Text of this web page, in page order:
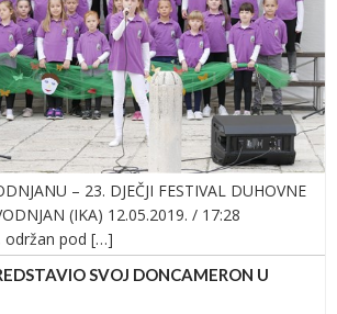
– 23. DJEČJI FESTIVAL DUHOVNE
(IKA) 12.05.2019. / 17:28
održan pod […]
SVOJ DONCAMERON U